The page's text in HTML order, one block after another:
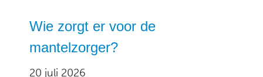
Wie zorgt er voor de
mantelzorger?
20 juli 2026